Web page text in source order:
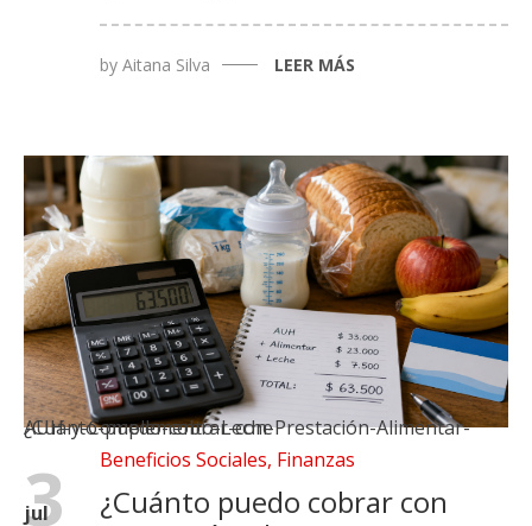
byAitana Silva LEER MÁS
¿Cuánto-puedo-cobrar-con-Prestación-Alimentar-AUH-y-Complemento-Leche
jul
3 Beneficios Sociales, Finanzas
¿Cuánto puedo cobrar con